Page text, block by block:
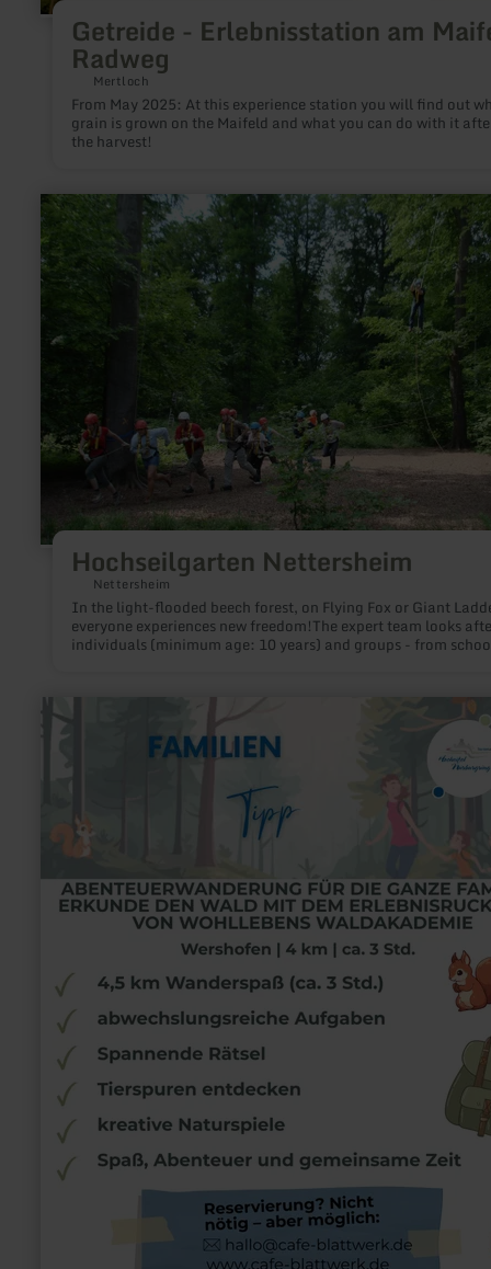
Getreide - Erlebnisstation am
Radweg
Mertloch
From May 2025: At this experience station you will find out
grain is grown on the Maifeld and what you can do with it
the harvest!
Hochseilgarten Nettersheim
Nettersheim
In the light-flooded beech forest, on Flying Fox or Giant
everyone experiences new freedom!The expert team looks
individuals (minimum age: 10 years) and groups - from
learn
more
about:
Hochseilgarten
Nettersheim
more
about: